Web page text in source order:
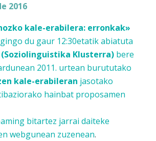
2016
kale-erabilera: erronkak»
du gaur 12:30etatik abiatuta
Klusterra) bere
2011. urtean burututako
kale-erabileran jasotako
hainbat proposamen
bitartez jarrai daiteke
webgunean zuzenean.